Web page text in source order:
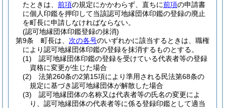
たときは、 前項の規定にかかわらず、直ちに前項の申請書
に個人印鑑を押印して当該認可地縁団体印鑑の登録の廃止
を町長に申請しなければならない。
(認可地縁団体印鑑登録の抹消)
第9条
町長は、 次の各号のいずれかに該当するときは、職権
により認可地縁団体印鑑の登録を抹消するものとする。
(1)
認可地縁団体印鑑の登録を受けている代表者等の登録
資格に変更が生じた場合
(2)
法第260条の2第15項により準用される民法第68条の
規定に基づき認可地縁団体が解散した場合
(3)
認可地縁団体の名称又は代表者等の氏名の変更によ
り、認可地縁団体の代表者等に係る登録印鑑として適当